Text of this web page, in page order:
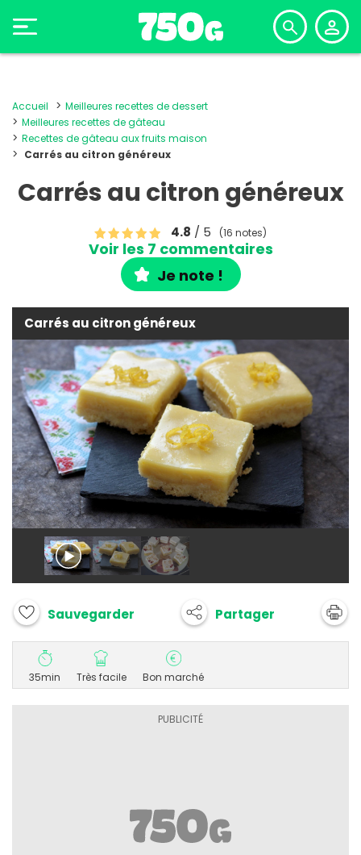
Accueil
Meilleures recettes de dessert
Meilleures recettes de gâteau
Recettes de gâteau aux fruits maison
Carrés au citron généreux
Carrés au citron généreux
4.8 / 5 (16 notes)
Voir les 7 commentaires
Je note !
Carrés au citron généreux
Sauvegarder Partager
35min Très facile Bon marché